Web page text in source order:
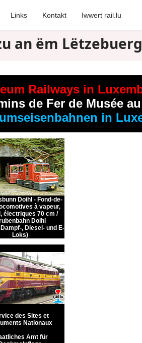
Links Kontakt Iwwert rail.lu
an ëm Lëtzebuerg